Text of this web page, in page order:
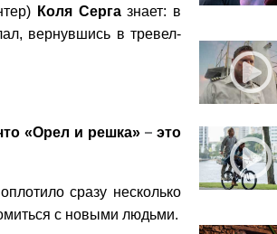
Коля Сергазнает: в
вернувшись в тревел-
«Орел и решка» – это
сразу несколько
с новыми людьми.